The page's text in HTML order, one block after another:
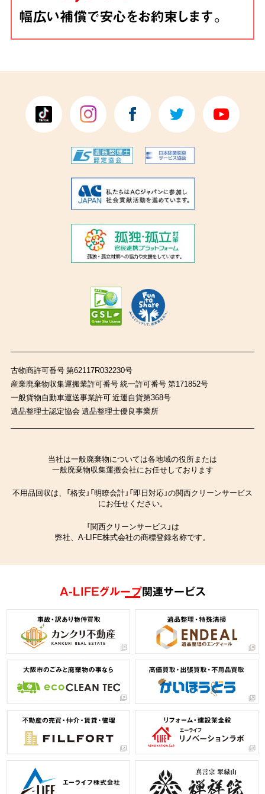
古物商許可番号 第62117R032230号
産業廃棄物収集運搬業許可番号 統一許可番号 第171852号
一般貨物自動車運送事業許可 近運自貨第368号
遺品整理士認定協会 遺品整理士優良事業所
当社は一般廃棄物については各地域の役所または
一般廃棄物収集運搬会社にお任せしております
不用品回収は、「格安」「明瞭会計」「即日対応」の関西クリーンサービス
にお任せください。
「関西クリーンサービス」は
弊社、A-LIFE株式会社の商標登録名称です。
A-LIFEグループ関連サービス